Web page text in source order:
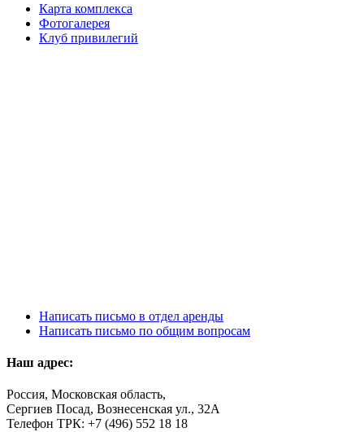
Карта комплекса
Фотогалерея
Клуб привилегий
Написать письмо в отдел аренды
Написать письмо по общим вопросам
Наш адрес:
Россия, Московская область,
Сергиев Посад, Вознесенская ул., 32А
Телефон ТРК: +7 (496) 552 18 18